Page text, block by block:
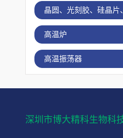
高温炉
高温振荡器
深圳市博大精科生物科